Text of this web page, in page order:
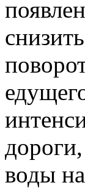
воды